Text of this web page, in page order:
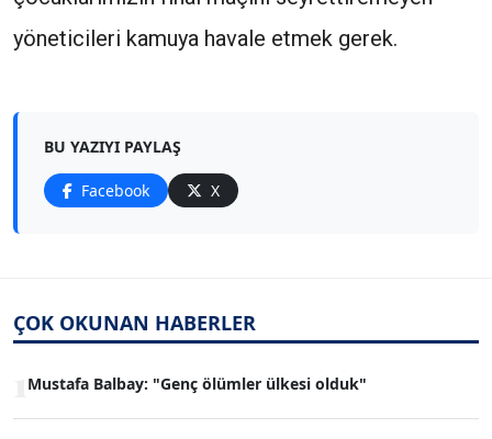
yöneticileri kamuya havale etmek gerek.
BU YAZIYI PAYLAŞ
Facebook X
ÇOK OKUNAN HABERLER
Mustafa Balbay: "Genç ölümler ülkesi olduk"